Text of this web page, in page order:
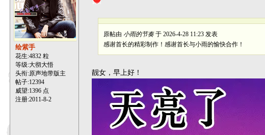
绘紫手
花生:4832 粒
等级:大彻大悟
头衔:原声地带版主
帖子:12394
威望:1396 点
注册:2011-8-2
原帖由 小雨的节奏于 2026-4-28 11:23 发表
感谢首长的精彩制作！感谢首长与小雨的愉快合作！
靓女，早上好！